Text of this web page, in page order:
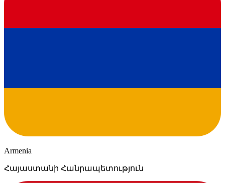
Armenia
Հայաստանի Հանրապետություն